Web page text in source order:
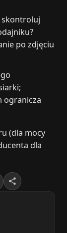
skontroluj
po zdjęciu
ogranicza
(dla mocy
dla